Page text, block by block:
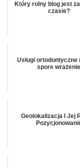
Który rolny blog jest
czasie?
Usługi ortodontyczne
spore wrażenie
Geolokalizacja I Jej